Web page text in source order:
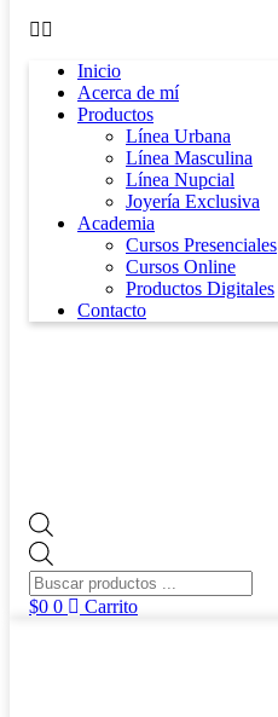
Inicio
Acerca de mí
Productos
Línea Urbana
Línea Masculina
Línea Nupcial
Joyería Exclusiva
Academia
Cursos Presenciales
Cursos Online
Productos Digitales
Contacto
de
productos
$0 0 Carrito